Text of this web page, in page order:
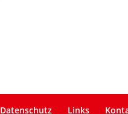
Datenschutz Links